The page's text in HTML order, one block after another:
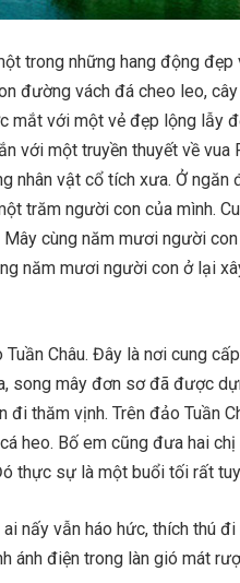
trong những hang động đẹp
đường vách đá cheo leo,
mắt với một vẻ đẹp lộng lẫy
với một truyền thuyết về vua
nhân vật cổ tích xưa. Ở ngăn
trăm người con của mình.
cùng năm mươi người
năm mươi người con ở lại
Châu. Đây là nơi cung
song mây đơn sơ đã được
thăm vịnh. Trên đảo Tuần
heo. Bố em cũng đưa hai
thực sự là một buổi tối rất
nấy vẫn háo hức, thích thú
ánh điện trong làn gió mát